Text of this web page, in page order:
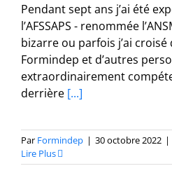
Pendant sept ans j’ai été
l’AFSSAPS - renommée
bizarre ou parfois j’ai
Formindep et d’autres
extraordinairement
derrière [...]
Par Formindep | 30 octobre 2022 |
Lire Plus